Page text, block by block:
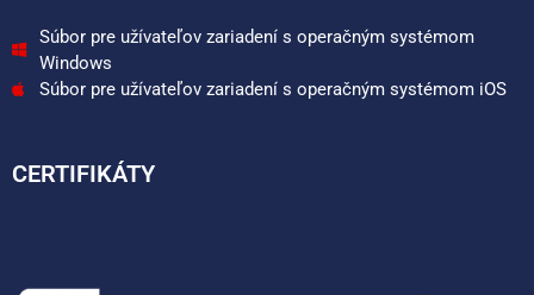
Súbor pre užívateľov zariadení s operačným systémom
Windows
Súbor pre užívateľov zariadení s operačným systémom iOS
CERTIFIKÁTY